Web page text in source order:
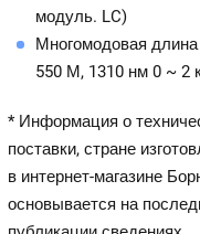
модуль. LC)
Многомодовая
550 М, 1310 нм 0 ~ 2
* Информация о
поставки, стране
в интернет-магазине
основывается на